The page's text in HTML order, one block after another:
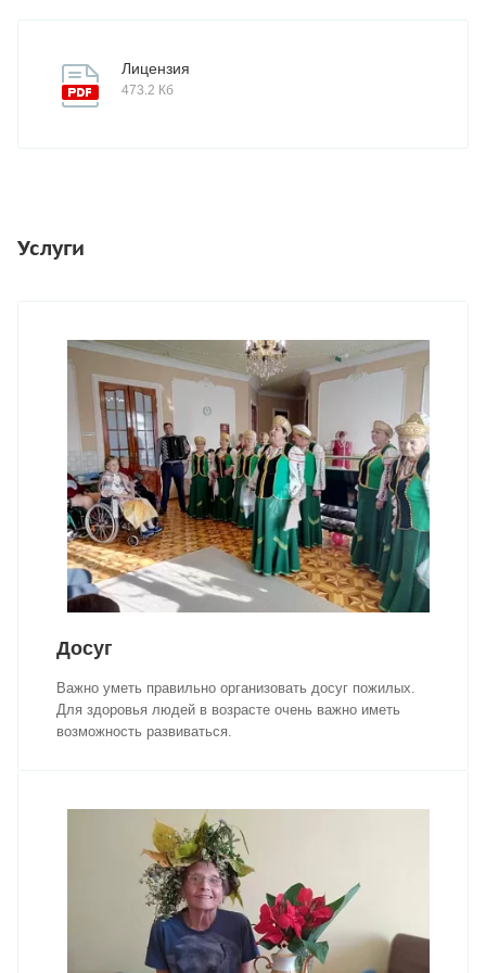
Лицензия
473.2 Кб
Услуги
Досуг
Важно уметь правильно организовать досуг пожилых.
Для здоровья людей в возрасте очень важно иметь
возможность развиваться.